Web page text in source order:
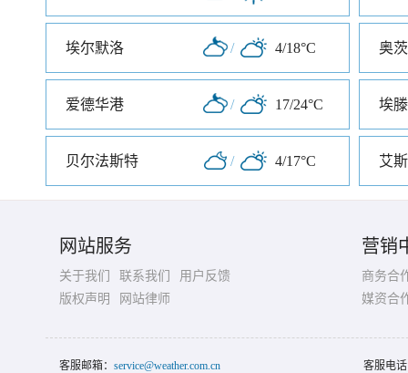
埃尔默洛 / 4/18°C 奥
爱德华港 / 17/24°C 埃
贝尔法斯特 / 4/17°C 艾
网站服务
关于我们 联系我们
用户反馈
版权声明
网站律师
营销
商务合
媒资合
客服邮箱： service@weather.com.cn 客服电